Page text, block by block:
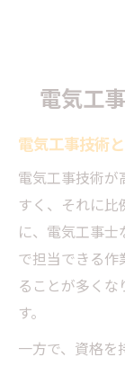
現場経
現
電
電
電
現
電気工
電
資
電
電気工
電気工事技術
電気工事技術
すく、それに
に、電気工事
で担当できる
ることが多く
す。
一方で、資格を